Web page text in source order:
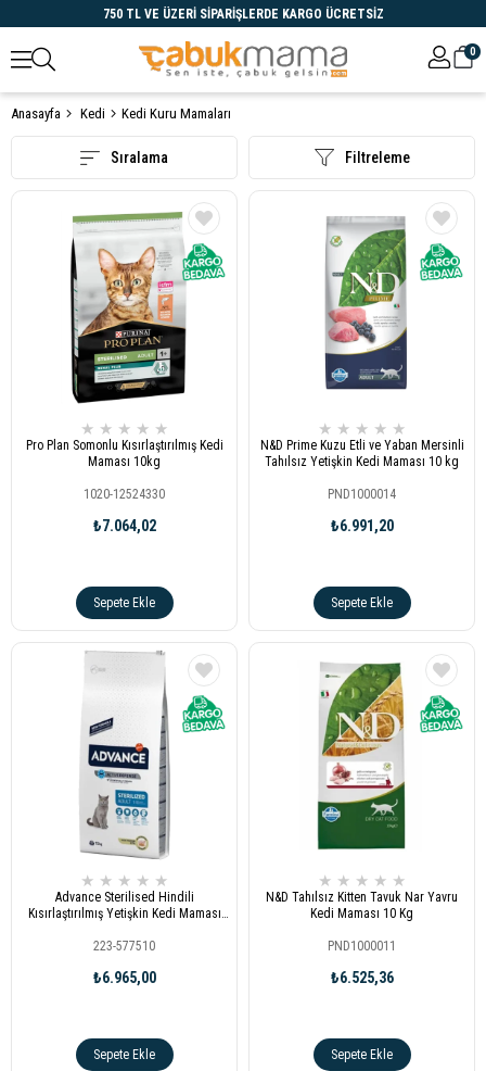
750 TL VE ÜZERİ SİPARİŞLERDE KARGO ÜCRETSİZ
0
Anasayfa Kedi Kedi Kuru Mamaları
Filtreleme
Sıralama
★ ★ ★ ★ ★
Pro Plan Somonlu Kısırlaştırılmış Kedi
Maması 10kg
1020-12524330
₺7.064,02
Sepete Ekle
★ ★ ★ ★ ★
N&D Prime Kuzu Etli ve Yaban Mersinli
Tahılsız Yetişkin Kedi Maması 10 kg
PND1000014
₺6.991,20
Sepete Ekle
★ ★ ★ ★ ★
Advance Sterilised Hindili
Kısırlaştırılmış Yetişkin Kedi Maması
223-577510
₺6.965,00
Sepete Ekle
★ ★ ★ ★ ★
N&D Tahılsız Kitten Tavuk Nar Yavru
Kedi Maması 10 Kg
PND1000011
₺6.525,36
Sepete Ekle
Öne Çıkanlar